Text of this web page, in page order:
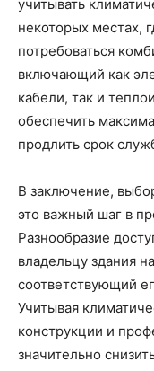
учитывать
некоторых местах,
потребоваться
включающий как
кабели, так и
обеспечить
продлить срок
В заключение,
это важный шаг в
Разнообразие
владельцу здания
соответствующий
Учитывая
конструкции и
значительно